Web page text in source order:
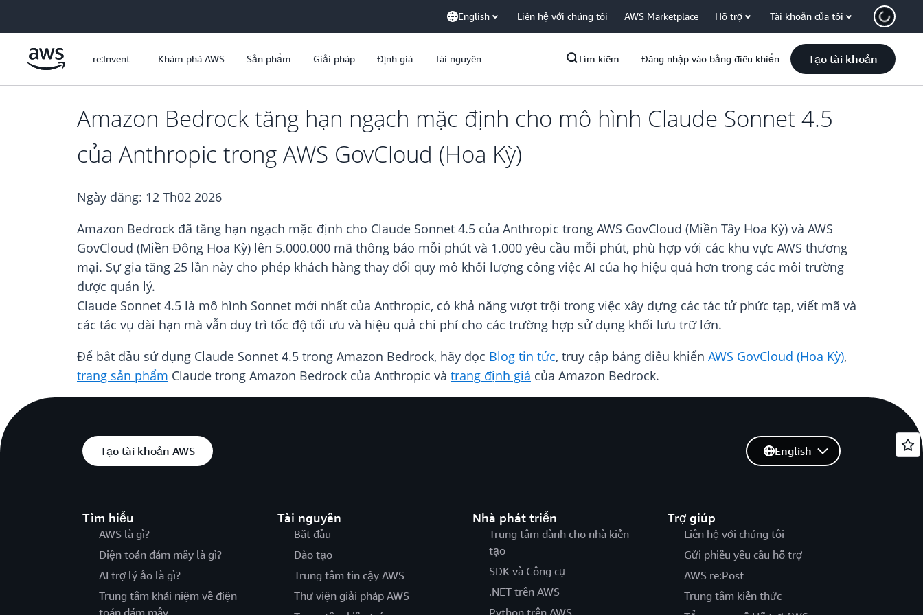
English Liên hệ với chúng tôi AWS Marketplace Hỗ trợ Tài khoản của tôi
re:Invent Khám phá AWS Sản phẩm Giải pháp Định giá Tài nguyên Tìm kiếm Đăng nhập vào bảng điều khiển Tạo tài khoản
Amazon Bedrock tăng hạn ngạch mặc định cho mô hình Claude Sonnet 4.5
của Anthropic trong AWS GovCloud (Hoa Kỳ)
Ngày đăng: 12 Th02 2026
Amazon Bedrock đã tăng hạn ngạch mặc định cho Claude Sonnet 4.5 của Anthropic trong AWS GovCloud (Miền Tây Hoa Kỳ) và AWS
GovCloud (Miền Đông Hoa Kỳ) lên 5.000.000 mã thông báo mỗi phút và 1.000 yêu cầu mỗi phút, phù hợp với các khu vực AWS thương
mại. Sự gia tăng 25 lần này cho phép khách hàng thay đổi quy mô khối lượng công việc AI của họ hiệu quả hơn trong các môi trường
được quản lý.
Claude Sonnet 4.5 là mô hình Sonnet mới nhất của Anthropic, có khả năng vượt trội trong việc xây dựng các tác tử phức tạp, viết mã và
các tác vụ dài hạn mà vẫn duy trì tốc độ tối ưu và hiệu quả chi phí cho các trường hợp sử dụng khối lưu trữ lớn.
Để bắt đầu sử dụng Claude Sonnet 4.5 trong Amazon Bedrock, hãy đọc Blog tin tức, truy cập bảng điều khiển AWS GovCloud (Hoa Kỳ),
trang sản phẩm Claude trong Amazon Bedrock của Anthropic và trang định giá của Amazon Bedrock.
Tạo tài khoản AWS
Tìm hiểu
AWS là gì?
Điện toán đám mây là gì?
AI trợ lý ảo là gì?
Trung tâm khái niệm về điện
Tài nguyên
Bắt đầu
Đào tạo
Trung tâm tin cậy AWS
Thư viện giải pháp AWS
Nhà phát triển
Trung tâm dành cho nhà kiến
tạo
SDK và Công cụ
.NET trên AWS
Trợ giúp
Liên hệ với chúng tôi
Gửi phiếu yêu cầu hỗ trợ
AWS re:Post
Trung tâm kiến thức
English